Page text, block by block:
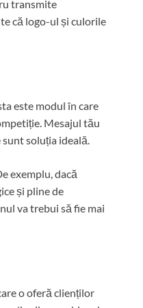
transmite
că logo-ul și culorile
este modul în care
Mesajul tău
soluția ideală.
exemplu, dacă
și pline de
va trebui să fie mai
o oferă clienților